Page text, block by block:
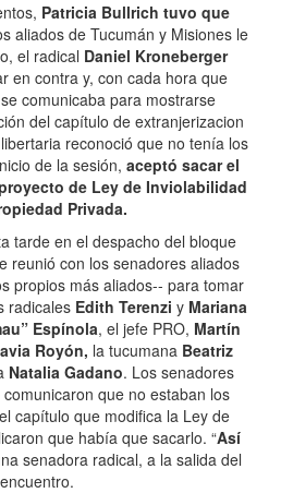
Patricia Bullrich tuvo que
aliados de Tucumán y Misiones le
el radical Daniel Kroneberger
en contra y, con cada hora que
comunicaba para mostrarse
del capítulo de extranjerizacion
reconoció que no tenía los
de la sesión, aceptó sacar el
de Ley de Inviolabilidad
Privada.
tarde en el despacho del bloque
reunió con los senadores aliados
propios más aliados-- para tomar
radicales Edith Terenzi y Mariana
Espínola, el jefe PRO, Martín
Royón, la tucumana Beatriz
Natalia Gadano. Los senadores
que no estaban los
capítulo que modifica la Ley de
que había que sacarlo. “Así
senadora radical, a la salida del
encuentro.